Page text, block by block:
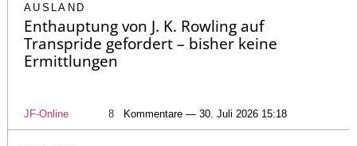
AUSLAND
Enthauptung von J. K. Rowling auf
Transpride gefordert – bisher keine
Ermittlungen
JF-Online 8 Kommentare — 30. Juli 2026 15:18